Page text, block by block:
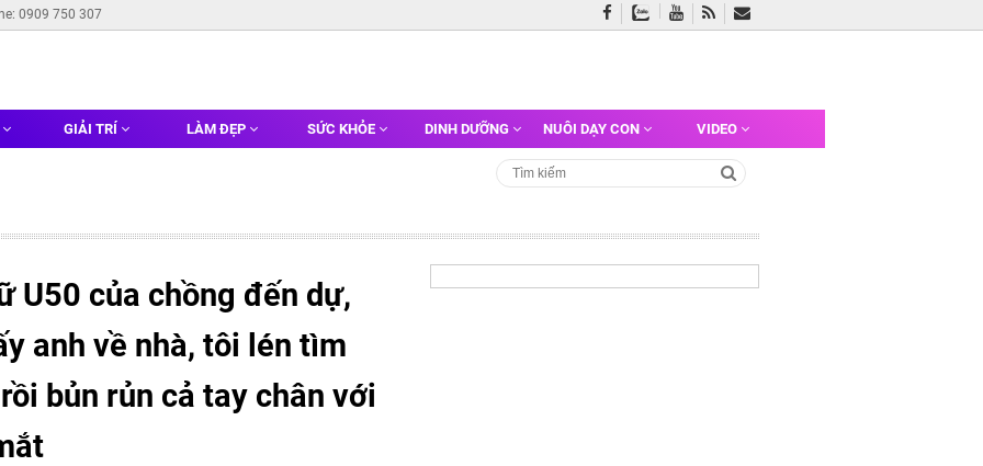
0909 750 307
GIẢI TRÍ LÀM ĐẸP SỨC KHỎE DINH DƯỠNG NUÔI DẠY CON VIDEO
U50 của chồng đến dự,
anh về nhà, tôi lén tìm
bủn rủn cả tay chân với